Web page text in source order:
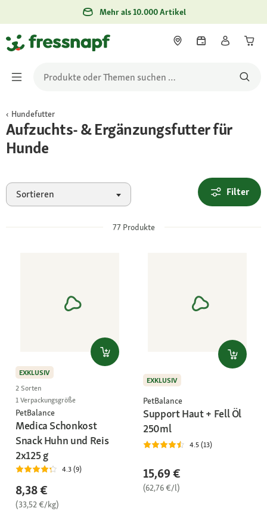
Mehr als 10.000 Artikel
Hundefutter
Aufzuchts- & Ergänzungsfutter für
Hunde
Sortieren Filter
77Produkte
EXKLUSIV
2 Sorten
1 Verpackungsgröße
PetBalance
Medica Schonkost
Snack Huhn und Reis
2x125 g
4.3 (9)
8,38 €
(33,52 €/kg)
EXKLUSIV
PetBalance
Support Haut + Fell Öl
250ml
4.5 (13)
15,69 €
(62,76 €/l)